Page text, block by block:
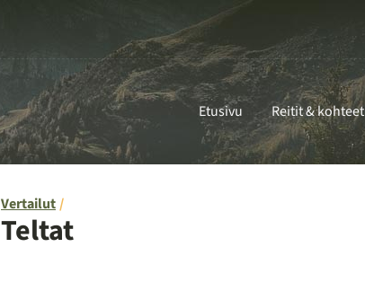
Etusivu Reitit & kohteet
Vertailut
Teltat